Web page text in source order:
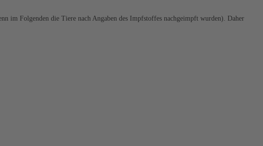
im Folgenden die Tiere nach Angaben des Impfstoffes nachgeimpft wurden). Daher